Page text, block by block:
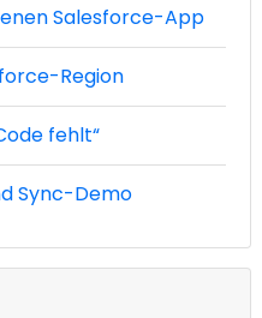
Salesforce-App
Region
fehlt“
Sync-Demo